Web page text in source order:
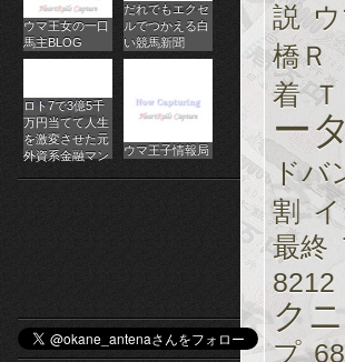
ス
ロ
オ
ン
ラ
イ
ン
カ
ウマ王女の一口
馬主BLOG
だれでもエクセ
ルでつかえる白
い競馬新聞
ロト7で3億5千
万円当てて人生
を激変させた元
外資系金融マン
ウマ王子情報局
説
橋Ｒ
着
ータ
ドバ
割
最終
8212
ク
プ